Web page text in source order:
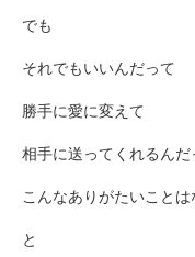
でも
それでもいいんだって
勝手に愛に変えて
相手に送ってくれるんだ
こんなありがたいことは
と